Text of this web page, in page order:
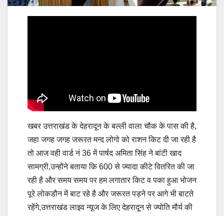
खबर उत्तराखंड के देहरादून के बल्ली वाला चौक के पास की है,
जहा जगह जगह जरूरत मन्द लोगो को राशन किट दी जा रही है
तो आज वही वार्ड नं 36 में पार्षद अमिता सिंह ने बांटी खाद
सामग्री,उन्होंने बताया कि 600 से ज्यादा कीटे वितरित की जा
रही है और समय समय पर हम लगातार किट व पका हुआ भोजन
पूरे लोकडौन में बाट रहे है और जरूरत पड़ने पर आगे भी बाटते
रहेंगे,उत्तराखंड लाइव न्यूज के लिए देहरादून से ज्योति मौर्य की